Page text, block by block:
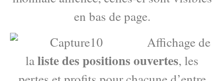
en bas de page.
Affichage de
laliste des positions ouvertes, les